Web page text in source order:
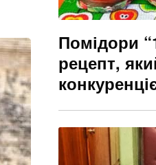
Помідори
рецепт,